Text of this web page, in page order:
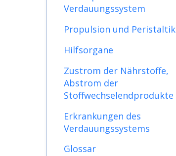
Verdauungssystem
Propulsion und Peristaltik
Hilfsorgane
Zustrom der Nährstoffe,
Abstrom der
Stoffwechselendprodukte
Erkrankungen des
Verdauungssystems
Glossar